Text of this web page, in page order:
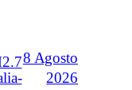
8 Agosto
2026